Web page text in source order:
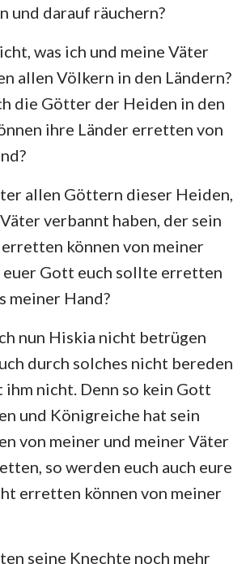
und darauf räuchern?
was ich und meine Väter
allen Völkern in den Ländern?
die Götter der Heiden in den
ihre Länder erretten von
allen Göttern dieser Heiden,
verbannt haben, der sein
können von meiner
euer Gott euch sollte erretten
meiner Hand?
nun Hiskia nicht betrügen
durch solches nicht bereden
ihm nicht. Denn so kein Gott
und Königreiche hat sein
von meiner und meiner Väter
so werden euch auch eure
erretten können von meiner
seine Knechte noch mehr